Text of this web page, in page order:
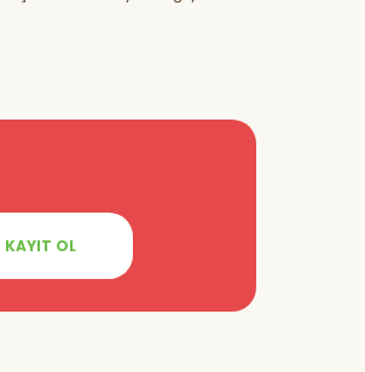
KAYIT OL